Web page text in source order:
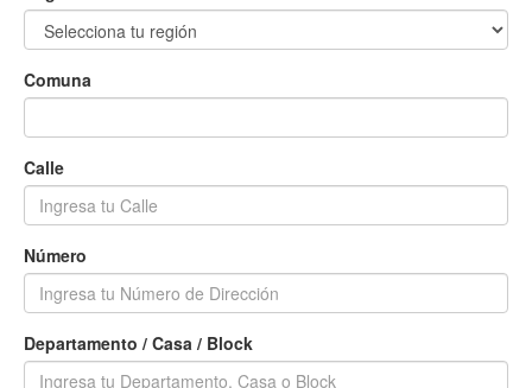
Comuna
Calle
Número
Departamento / Casa / Block